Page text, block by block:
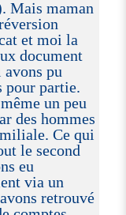
Mais maman
et moi la
document
pu
pour partie.
un peu
des hommes
Ce qui
le second
eu
via un
retrouvé